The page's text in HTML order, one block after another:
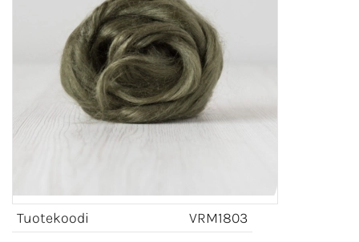
Tuotekoodi VRM1803